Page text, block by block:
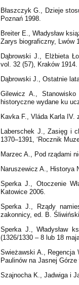
Błaszczyk G., Dzieje
Poznań 1998.
Breiter E., Władysław
Zarys biograficzny, Lwów
Dąbrowski J., Elżbieta
vol. 32 (57), Kraków 1914.
Dąbrowski J., Ostatnie
Gilewicz A., Stanowisko
historyczne wydane ku
Kavka F., Vláda Karla IV.
Laberschek J., Zasięg i
1370–1391, ‘Rocznik
Marzec A., Pod rządami
Naruszewicz A., Historya
Sperka J., Otoczenie
Katowice 2006.
Sperka J., Rządy
zakonnicy, ed. B.
Sperka J., Władysław
(1326/1330 – 8 lub 18
Swieżawski A., Regencja
Paulinów na Jasnej
Szajnocha K., Jadwiga i